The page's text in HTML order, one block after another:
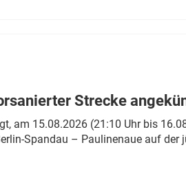
Strecke
am 15.08.2026 (21:10 Uhr bis
Spandau – Paulinenaue auf